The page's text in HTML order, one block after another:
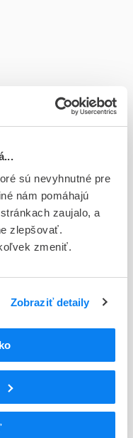
sú nevyhnutné pre
nám pomáhajú
zaujalo, a
zlepšovať.
zmeniť.
Zobraziť detaily